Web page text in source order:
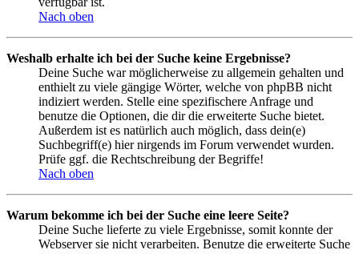
Nach oben
Weshalb erhalte ich bei der Suche keine Ergebnisse?
Deine Suche war möglicherweise zu allgemein gehalten und
enthielt zu viele gängige Wörter, welche von phpBB nicht
indiziert werden. Stelle eine spezifischere Anfrage und
benutze die Optionen, die dir die erweiterte Suche bietet.
Außerdem ist es natürlich auch möglich, dass dein(e)
Suchbegriff(e) hier nirgends im Forum verwendet wurden.
Prüfe ggf. die Rechtschreibung der Begriffe!
Nach oben
Warum bekomme ich bei der Suche eine leere Seite?
Deine Suche lieferte zu viele Ergebnisse, somit konnte der
Webserver sie nicht verarbeiten. Benutze die erweiterte Suche